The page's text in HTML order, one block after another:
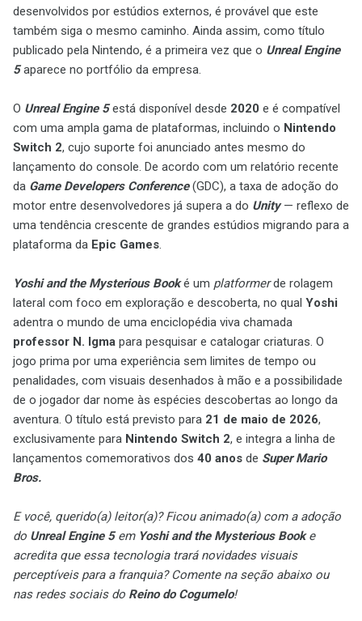
desenvolvidos por estúdios externos, é provável que este
também siga o mesmo caminho. Ainda assim, como título
publicado pela Nintendo, é a primeira vez que o Unreal Engine
5 aparece no portfólio da empresa.
O Unreal Engine 5está disponível desde 2020 e é compatível
com uma ampla gama de plataformas, incluindo o Nintendo
Switch 2, cujo suporte foi anunciado antes mesmo do
lançamento do console. De acordo com um relatório recente
da Game Developers Conference(GDC), a taxa de adoção do
motor entre desenvolvedores já supera a do Unity— reflexo de
uma tendência crescente de grandes estúdios migrando para a
plataforma da Epic Games.
Yoshi and the Mysterious Booké um platformerde rolagem
lateral com foco em exploração e descoberta, no qual Yoshi
adentra o mundo de uma enciclopédia viva chamada
professor N. Igma para pesquisar e catalogar criaturas. O
jogo prima por uma experiência sem limites de tempo ou
penalidades, com visuais desenhados à mão e a possibilidade
de o jogador dar nome às espécies descobertas ao longo da
aventura. O título está previsto para 21 de maio de 2026,
exclusivamente para Nintendo Switch 2, e integra a linha de
lançamentos comemorativos dos 40 anos de Super Mario
Bros.
E você, querido(a) leitor(a)? Ficou animado(a) com a adoção
do Unreal Engine 5em Yoshi and the Mysterious Book e
acredita que essa tecnologia trará novidades visuais
perceptíveis para a franquia? Comente na seção abaixo ou
nas redes sociais do Reino do Cogumelo!